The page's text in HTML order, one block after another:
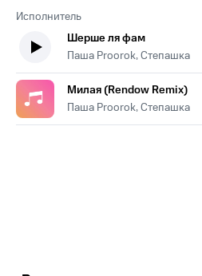
Исполнитель
Шерше ля фам
Паша Proorok, Степашка
Милая (Rendow Remix)
Паша Proorok, Степашка